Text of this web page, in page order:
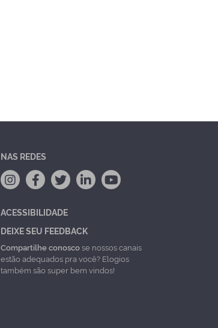
NAS REDES
ACESSIBILIDADE
DEIXE SEU FEEDBACK
Compartilhe conoscose nossos canais
estão adequados pra você? Elogios
também são super bem vindos!